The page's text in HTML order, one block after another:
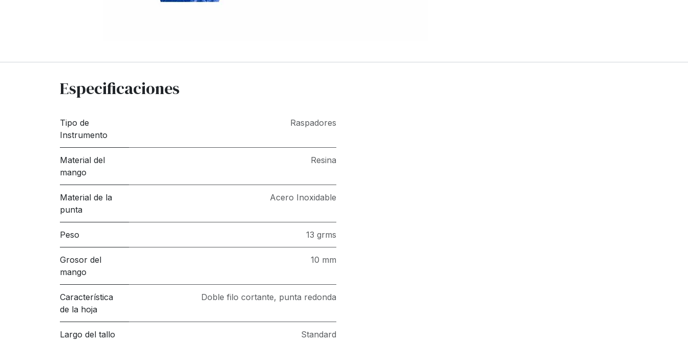
Especificaciones
Tipo de
Instrumento
Raspadores
Material del
mango
Resina
Material de la
punta
Acero Inoxidable
Peso 13 grms
Grosor del
mango
10 mm
Característica
de la hoja
Doble filo cortante, punta redonda
Largo del tallo
Standard